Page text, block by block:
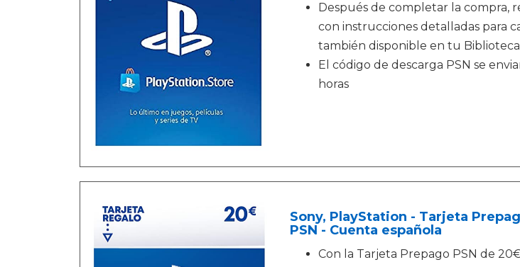
Después de completar la compra,
con instrucciones detalladas para
también disponible en tu
El código de descarga PSN se
horas
Sony, PlayStation - Tarjeta
PSN - Cuenta española
Con la Tarjeta Prepago PSN de